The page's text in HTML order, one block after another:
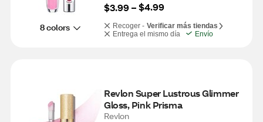
8 colors
$3.99 – $4.99
Recoger - Verificar más tiendas
Entrega el mismo día
Envío
Revlon Super Lustrous Glimmer
Gloss, Pink Prisma
Revlon